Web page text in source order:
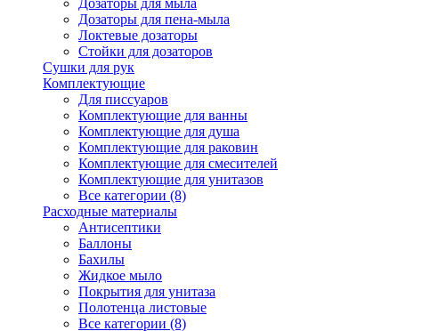
Дозаторы для мыла
Дозаторы для пена-мыла
Локтевые дозаторы
Стойки для дозаторов
Сушки для рук
Комплектующие
Для писсуаров
Комплектующие для ванны
Комплектующие для душа
Комплектующие для раковин
Комплектующие для смесителей
Комплектующие для унитазов
Все категории (8)
Расходные материалы
Антисептики
Баллоны
Бахилы
Жидкое мыло
Покрытия для унитаза
Полотенца листовые
Все категории (8)